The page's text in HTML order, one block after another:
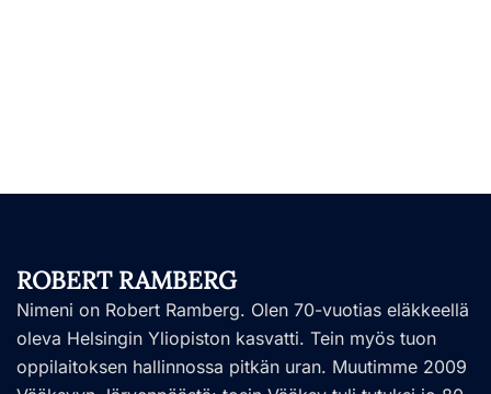
ROBERT RAMBERG
Nimeni on Robert Ramberg. Olen 70-vuotias eläkkeellä
oleva Helsingin Yliopiston kasvatti. Tein myös tuon
oppilaitoksen hallinnossa pitkän uran. Muutimme 2009